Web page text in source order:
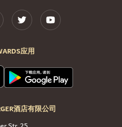
应用
酒店有限公司